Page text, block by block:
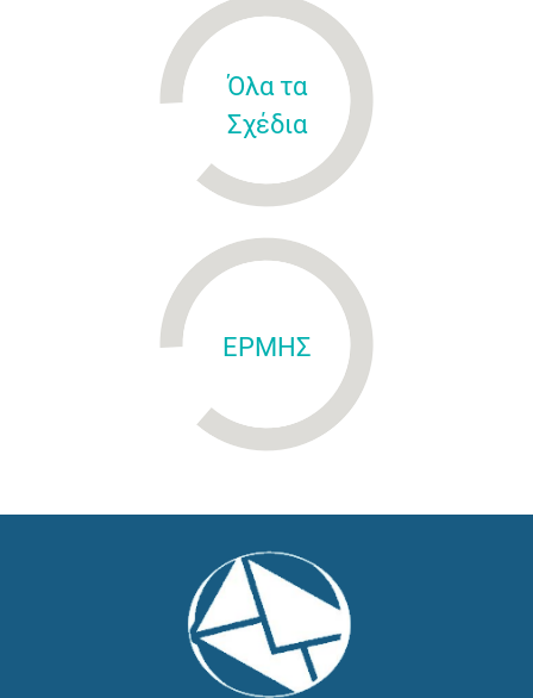
Όλα τα
Σχέδια
ΕΡΜΗΣ